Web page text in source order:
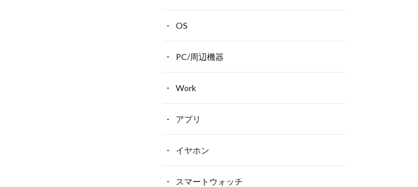
OS
PC/周辺機器
Work
アプリ
イヤホン
スマートウォッチ